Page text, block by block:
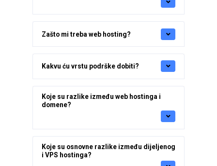
Zašto mi treba web hosting?
Kakvu ću vrstu podrške dobiti?
Koje su razlike između web hostinga i
domene?
Koje su osnovne razlike između dijeljenog
i VPS hostinga?